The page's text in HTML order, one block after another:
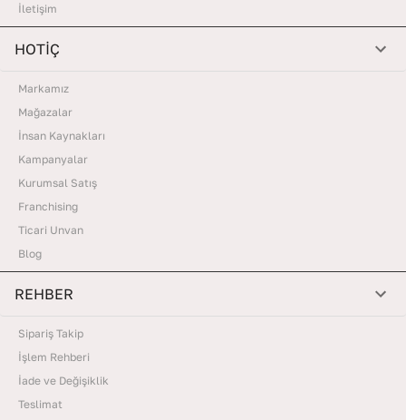
İletişim
HOTİÇ
Markamız
Mağazalar
İnsan Kaynakları
Kampanyalar
Kurumsal Satış
Franchising
Ticari Unvan
Blog
REHBER
Sipariş Takip
İşlem Rehberi
İade ve Değişiklik
Teslimat